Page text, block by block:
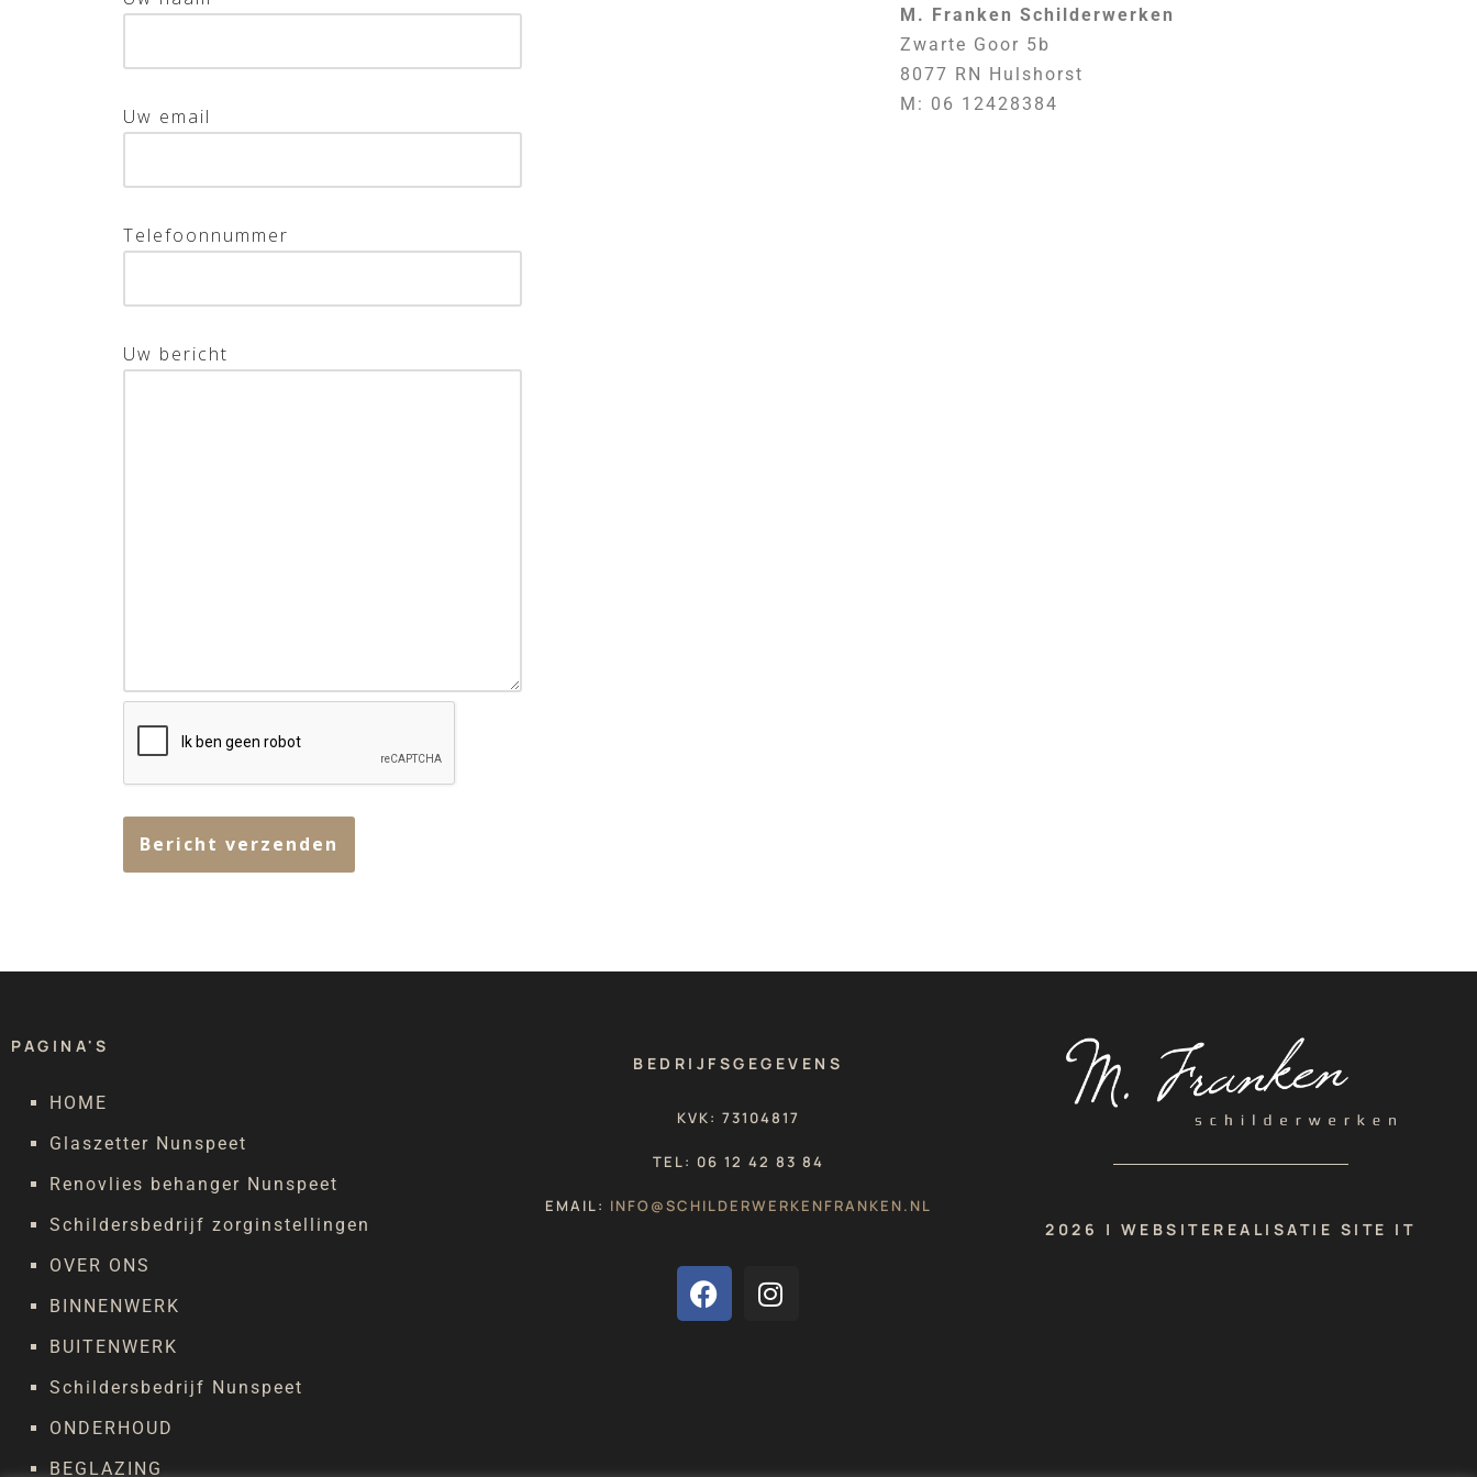
Uw email
Telefoonnummer
Uw bericht
M. Franken Schilderwerken
Zwarte Goor 5b
8077 RN Hulshorst
M: 06 12428384
PAGINA'S
HOME
Glaszetter Nunspeet
Renovlies behanger Nunspeet
Schildersbedrijf zorginstellingen
OVER ONS
BINNENWERK
BUITENWERK
Schildersbedrijf Nunspeet
ONDERHOUD
BEGLAZING
BEDRIJFSGEGEVENS
KVK: 73104817
TEL: 06 12 42 83 84
EMAIL: INFO@SCHILDERWERKENFRANKEN.NL
2026 | WEBSITEREALISATIE SITE IT